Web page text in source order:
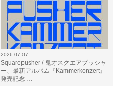
2026.07.07
Squarepusher / 鬼才スクエアプッシャ
ー、最新アルバム『Kammerkonzert』
発売記念 …